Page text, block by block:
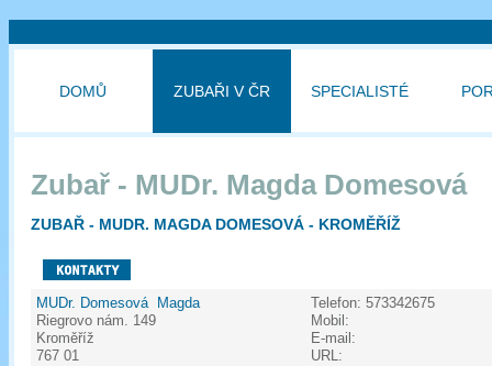
DOMŮ ZUBAŘI V ČR SPECIALISTÉ
Zubař - MUDr. Magda Domesová
ZUBAŘ - MUDR. MAGDA DOMESOVÁ - KROMĚŘÍŽ
MUDr. Domesová Magda
Riegrovo nám. 149
Kroměříž
767 01
Telefon:
Mobil:
E-mail:
URL:
573342675